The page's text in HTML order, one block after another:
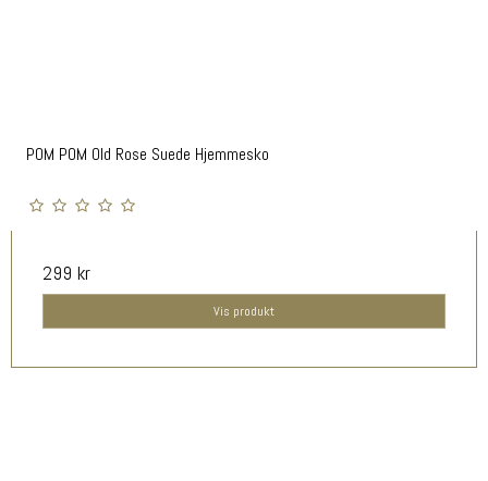
POM POM Old Rose Suede Hjemmesko
299 kr
Vis produkt